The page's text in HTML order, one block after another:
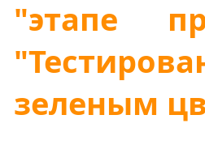
"этапе
зеленым